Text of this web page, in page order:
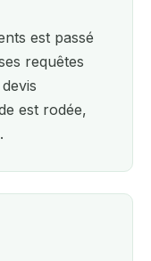
est passé
requêtes
est rodée,